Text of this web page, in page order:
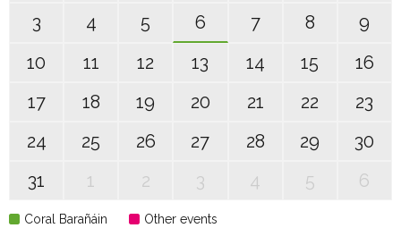
3
4 5 6 7 8
9
10
11 12 13 14 15
16
17
18 19 20 21 22
23
24
25 26 27 28 29
30
31
1 2 3 4 5 6
Coral Barañáin Other events